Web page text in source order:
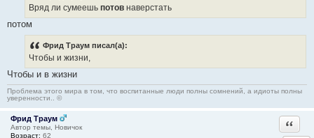
Вряд ли сумеешь потов наверстать
потом
Фрид Траум писал(а):
Чтобы и жизни,
Чтобы и в жизни
Проблема этого мира в том, что воспитанные люди полны сомнений, а идиоты полны
уверенности.. ©
Фрид Траум
Автор темы, Новичок
Возраст: 62